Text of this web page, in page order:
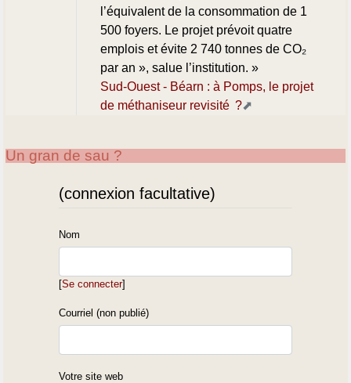
l’équivalent de la consommation de 1
500 foyers. Le projet prévoit quatre
emplois et évite 2 740 tonnes de CO₂
par an », salue l’institution. »
Sud-Ouest - Béarn : à Pomps, le projet
de méthaniseur revisité ?
Un gran de sau ?
(connexion facultative)
Nom
[Se connecter]
Courriel (non publié)
Votre site web